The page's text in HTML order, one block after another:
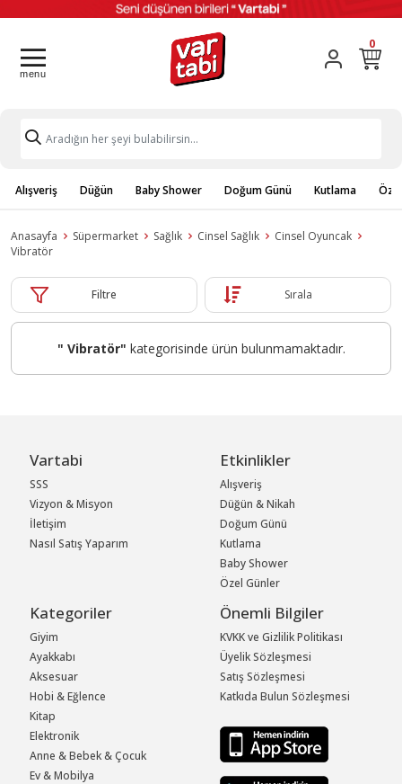
0
Alışveriş Düğün Baby Shower Doğum Günü Kutlama
Anasayfa Süpermarket Sağlık Cinsel Sağlık
Cinsel Oyuncak
Vibratör
Filtre Sırala
" Vibratör" kategorisinde ürün bulunmamaktadır.
Vartabi
SSS
Vizyon & Misyon
İletişim
Nasıl Satış Yaparım
Etkinlikler
Alışveriş
Düğün & Nikah
Doğum Günü
Kutlama
Baby Shower
Özel Günler
Kategoriler
Giyim
Ayakkabı
Aksesuar
Hobi & Eğlence
Kitap
Elektronik
Anne & Bebek & Çocuk
Ev & Mobilya
Önemli Bilgiler
KVKK ve Gizlilik Politikası
Üyelik Sözleşmesi
Satış Sözleşmesi
Katkıda Bulun Sözleşmesi